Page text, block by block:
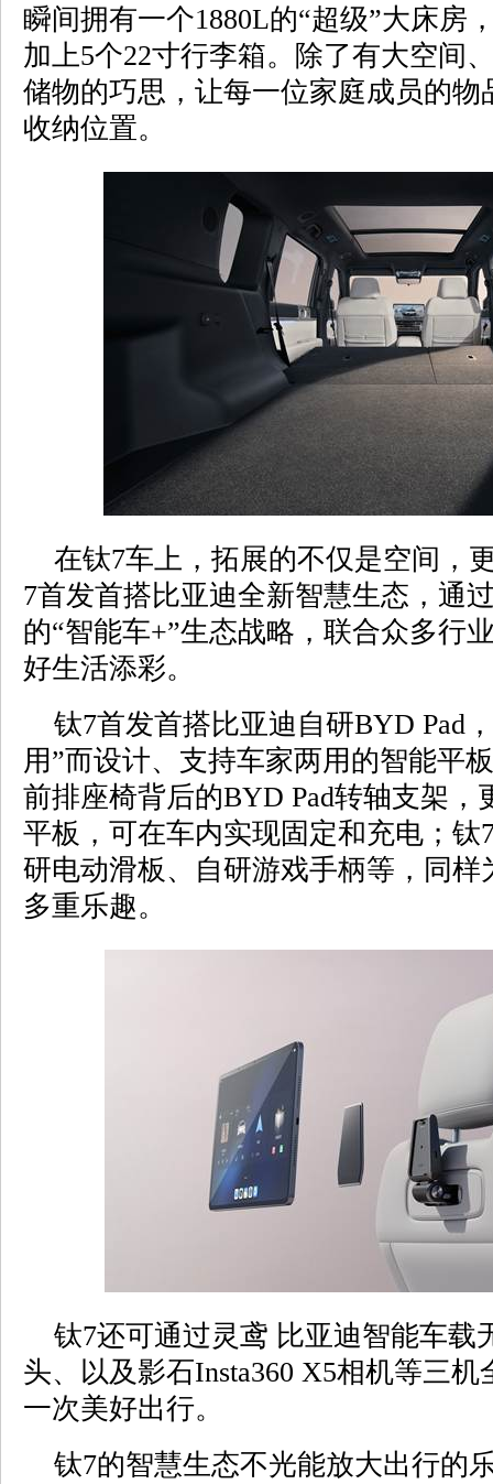
瞬间拥有一个1880L的“超级”大床房
加上5个22寸行李箱。除了有大空间
储物的巧思，让每一位家庭成员的
收纳位置。
在钛7车上，拓展的不仅是空间，
7首发首搭比亚迪全新智慧生态，通
的“智能车+”生态战略，联合众多行
好生活添彩。
钛7首发首搭比亚迪自研BYD Pad
用”而设计、支持车家两用的智能平
前排座椅背后的BYD Pad转轴支架
平板，可在车内实现固定和充电；钛
研电动滑板、自研游戏手柄等，同
多重乐趣。
钛7还可通过灵鸢 比亚迪智能车载
头、以及影石Insta360 X5相机等三
一次美好出行。
钛7的智慧生态不光能放大出行的